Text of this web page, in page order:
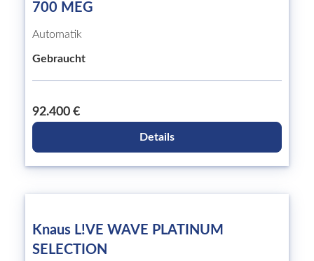
700 MEG
Automatik
Gebraucht
92.400 €
Details
Knaus L!VE WAVE PLATINUM
SELECTION